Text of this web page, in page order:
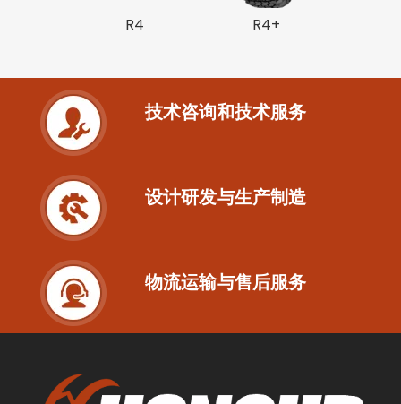
R4 R4+
技术咨询和技术服务
设计研发与生产制造
物流运输与售后服务